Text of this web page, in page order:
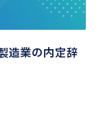
造業の内定辞